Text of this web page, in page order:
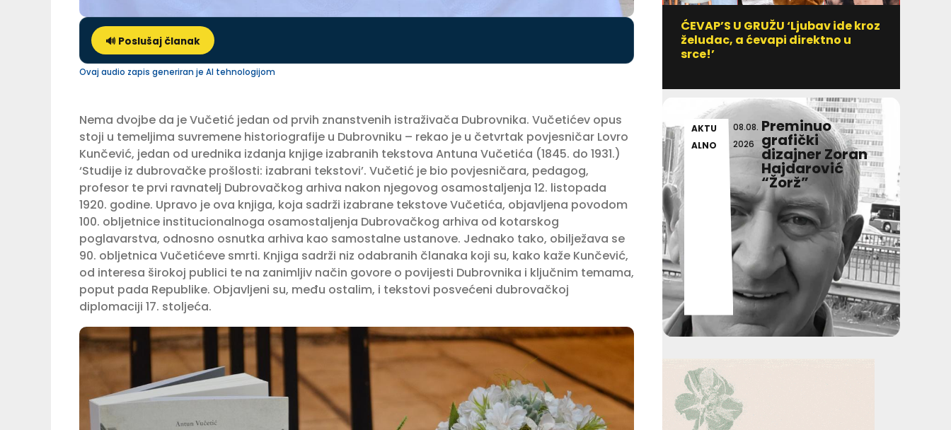
🔊 Poslušaj članak
Ovaj audio zapis generiran je AI tehnologijom
Nema dvojbe da je Vučetić jedan od prvih znanstvenih istraživača Dubrovnika. Vučetićev opus
stoji u temeljima suvremene historiografije u Dubrovniku – rekao je u četvrtak povjesničar Lovro
Kunčević, jedan od urednika izdanja knjige izabranih tekstova Antuna Vučetića (1845. do 1931.)
‘Studije iz dubrovačke prošlosti: izabrani tekstovi’. Vučetić je bio povjesničara, pedagog,
profesor te prvi ravnatelj Dubrovačkog arhiva nakon njegovog osamostaljenja 12. listopada
1920. godine. Upravo je ova knjiga, koja sadrži izabrane tekstove Vučetića, objavljena povodom
100. obljetnice institucionalnoga osamostaljenja Dubrovačkog arhiva od kotarskog
poglavarstva, odnosno osnutka arhiva kao samostalne ustanove. Jednako tako, obilježava se
90. obljetnica Vučetićeve smrti. Knjiga sadrži niz odabranih članaka koji su, kako kaže Kunčević,
od interesa širokoj publici te na zanimljiv način govore o povijesti Dubrovnika i ključnim temama,
poput pada Republike. Objavljeni su, među ostalim, i tekstovi posvećeni dubrovačkoj
diplomaciji 17. stoljeća.
ĆEVAP’S U GRUŽU ‘Ljubav ide kroz
želudac, a ćevapi direktno u
srce!’
AKTU
ALNO
08.08.
2026
Preminuo
grafički
dizajner Zoran
Hajdarović
“Žorž”